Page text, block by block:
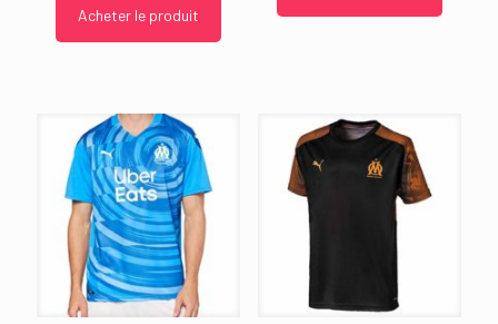
Acheter le produit